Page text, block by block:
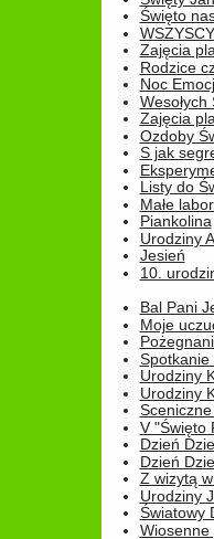
Święto
Zajęcia
Rodzice
Noc
Wesołych
Zajęcia
Ozdoby
S jak
Listy do
Małe
Piankolina
Urodziny
Jesień
10.
Bal Pani
Moje
Spotkanie
Urodziny
Urodziny
V "Święto
Dzień
Dzień
Z wizytą
Urodziny
Światowy
Wiosenne